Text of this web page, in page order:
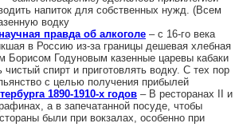
напиток для собственных нужд. (Всем
водку
правда об алкоголе – с 16-го века
в Россию из-за границы дешевая хлебная
Борисом Годуновым казенные царевы кабаки
спирт и приготовлять водку. С тех пор
с целью получения прибылей
1890-1910-х годов – В ресторанах II и
а в запечатанной посуде, чтобы
были при вокзалах, особенно при